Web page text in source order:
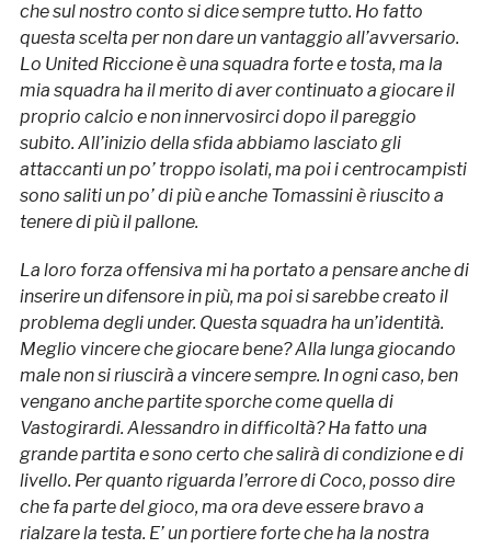
che sul nostro conto si dice sempre tutto. Ho fatto
questa scelta per non dare un vantaggio all’avversario.
Lo United Riccione è una squadra forte e tosta, ma la
mia squadra ha il merito di aver continuato a giocare il
proprio calcio e non innervosirci dopo il pareggio
subito. All’inizio della sfida abbiamo lasciato gli
attaccanti un po’ troppo isolati, ma poi i centrocampisti
sono saliti un po’ di più e anche Tomassini è riuscito a
tenere di più il pallone.
La loro forza offensiva mi ha portato a pensare anche di
inserire un difensore in più, ma poi si sarebbe creato il
problema degli under. Questa squadra ha un’identità.
Meglio vincere che giocare bene? Alla lunga giocando
male non si riuscirà a vincere sempre. In ogni caso, ben
vengano anche partite sporche come quella di
Vastogirardi. Alessandro in difficoltà? Ha fatto una
grande partita e sono certo che salirà di condizione e di
livello. Per quanto riguarda l’errore di Coco, posso dire
che fa parte del gioco, ma ora deve essere bravo a
rialzare la testa. E’ un portiere forte che ha la nostra